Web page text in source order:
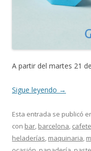
A partir del martes 21
Sigue leyendo →
Esta entrada se publicó
con bar, barcelona,
heladerías, maquinaria,